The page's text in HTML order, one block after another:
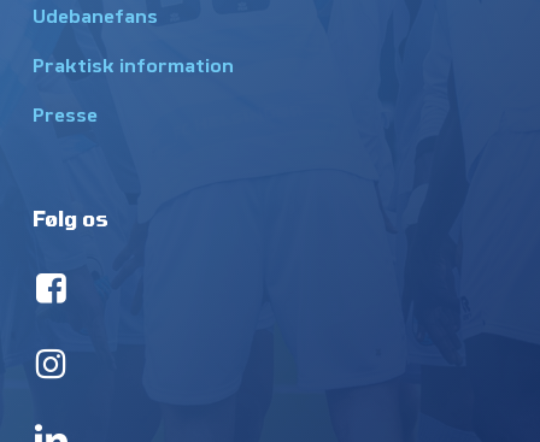
Udebanefans
Praktisk information
Presse
Følg os